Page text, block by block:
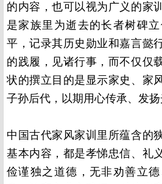
的内容，也可以视为广义的家
是家族里为逝去的长者树碑
平，记录其历史勋业和嘉言懿
的践履，见诸行事，而不仅仅
状的撰立目的是显示家史、家
子孙后代，以期用心传承、发扬
中国古代家风家训里所蕴含的
基本内容，都是孝悌忠信、礼
俭谨独之道德，无非劝善立